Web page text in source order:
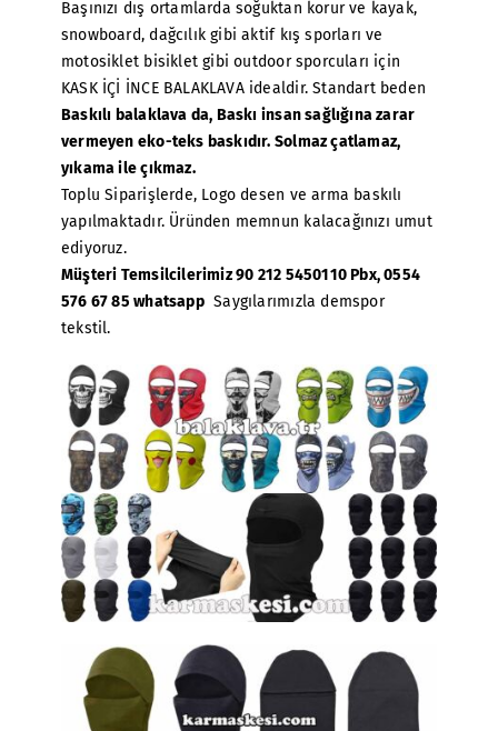
Başınızı dış ortamlarda soğuktan korur ve kayak,
snowboard, dağcılık gibi aktif kış sporları ve
motosiklet bisiklet gibi outdoor sporcuları için
KASK İÇİ İNCE BALAKLAVA idealdir. Standart beden
Baskılı balaklava da, Baskı insan sağlığına zarar
vermeyen eko-teks baskıdır. Solmaz çatlamaz,
yıkama ile çıkmaz.
Toplu Siparişlerde, Logo desen ve arma baskılı
yapılmaktadır. Üründen memnun kalacağınızı umut
ediyoruz.
Müşteri Temsilcilerimiz 90 212 5450110 Pbx, 0554
576 67 85 whatsappSaygılarımızla demspor
tekstil.